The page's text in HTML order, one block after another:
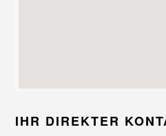
IHR DIREKTER